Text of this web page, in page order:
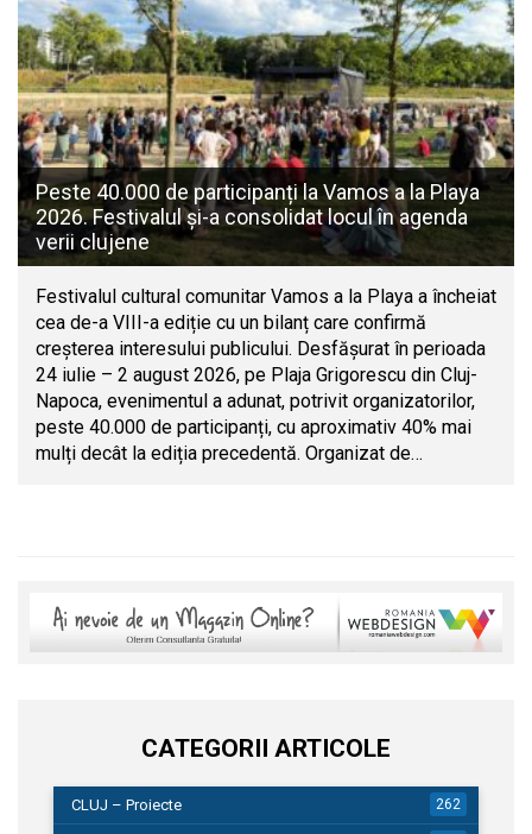
Peste 40.000 de participanți la Vamos a la Playa
2026. Festivalul și-a consolidat locul în agenda
verii clujene
Festivalul cultural comunitar Vamos a la Playa a încheiat
cea de-a VIII-a ediție cu un bilanț care confirmă
creșterea interesului publicului. Desfășurat în perioada
24 iulie – 2 august 2026, pe Plaja Grigorescu din Cluj-
Napoca, evenimentul a adunat, potrivit organizatorilor,
peste 40.000 de participanți, cu aproximativ 40% mai
mulți decât la ediția precedentă. Organizat de…
CATEGORII ARTICOLE
CLUJ – Proiecte 262